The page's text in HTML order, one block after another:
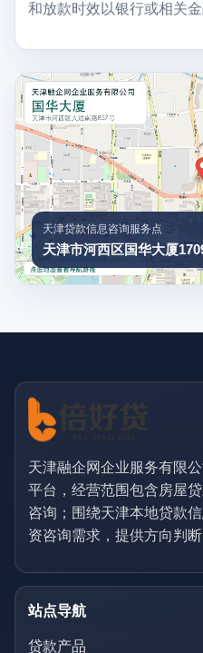
和放款时效以银行或相关
天津贷款信息咨询服务点
天津市河西区国华大厦
天津融企网企业服务有限
平台，经营范围包含房屋
咨询；围绕天津本地贷款
资咨询需求，提供方向判
站点导航
贷款产品